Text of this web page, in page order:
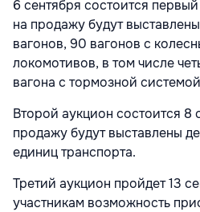
6 сентября состоится
на продажу будут
вагонов, 90 вагонов с
локомотивов, в том числе
вагона с тормозной
Второй аукцион состоится 8
продажу будут выставлены
единиц транспорта.
Третий аукцион пройдет 13
участникам возможность